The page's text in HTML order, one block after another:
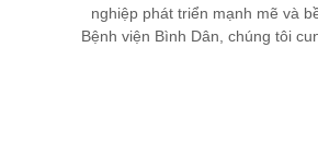
nghiệp phát triển mạnh mẽ và
Bệnh viện Bình Dân, chúng tôi